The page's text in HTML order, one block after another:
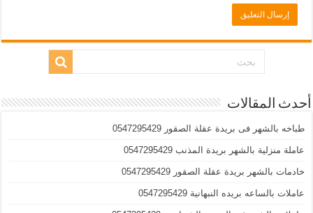
أحدث المقالات
طباخه بالشهر فى بريدة عقلة الصقور 0547295429
عاملة منزلية بالشهر بريدة المذنب 0547295429
خادمات بالشهر بريدة عقلة الصقور 0547295429
عاملات بالساعه بريده النبهانية 0547295429